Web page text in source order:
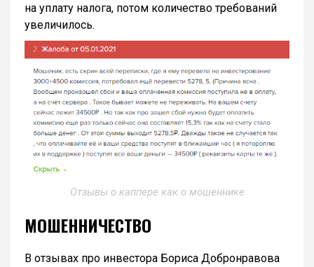
на уплату налога, потом количество требований
увеличилось.
Отзывы о каппере как о мошеннике
МОШЕННИЧЕСТВО
В отзывах про инвестора Бориса Добронравова